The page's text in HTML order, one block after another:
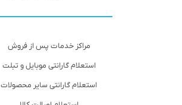
مراکز خدمات پس از فروش
استعلام گارانتی موبایل و تبلت
استعلام گارانتی سایر محصولات